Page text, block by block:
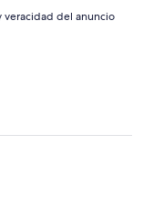
veracidad del anuncio